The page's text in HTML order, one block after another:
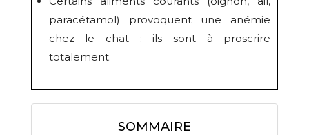
paracétamol) provoquent une anémie
chez le chat : ils sont à proscrire
totalement.
SOMMAIRE